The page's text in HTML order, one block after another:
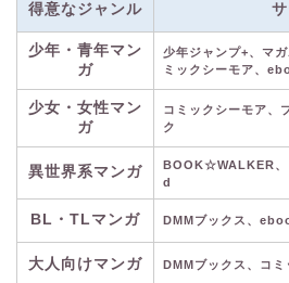
得意なジャンル
少年・青年マン
ガ
少年ジャンプ+、マ
ミックシーモア、
少女・女性マン
ガ
コミックシーモア、
ク
異世界系マンガ
BOOK☆WALKER
d
BL・TLマンガ DMMブックス、
大人向けマンガ DMMブックス、コ